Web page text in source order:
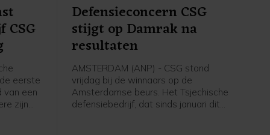
CSG
eerste
van een
zijn
Defensieconcern CSG
stijgt op Damrak na
resultaten
AMSTERDAM (ANP) - CSG stond
vrijdag bij de winnaars op de
Amsterdamse beurs. Het Tsjechische
defensiebedrijf, dat sinds januari dit